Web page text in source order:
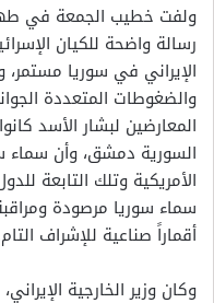
ولفت خطيب الجمعة في
رسالة واضحة للكيان
الإيراني في سوريا مستمر،
والضغوطات المتعددة
المعارضين لبشار الأسد
السورية دمشق، وأن سماء
الأمريكية وتلك التابعة
سماء سوريا مرصودة
أقماراً صناعية للإشراف
وكان وزير الخارجية